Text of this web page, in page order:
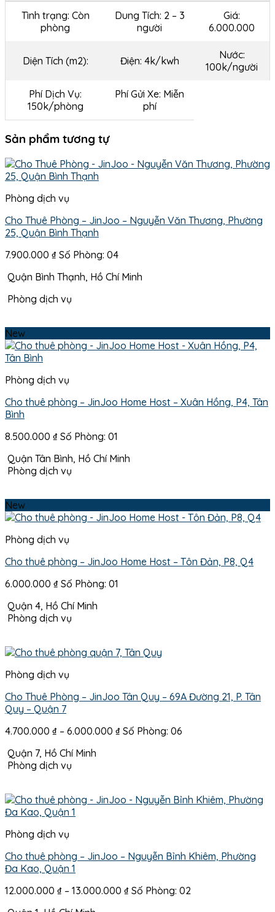
Tình trạng: Còn
phòng
Dung Tích: 2 – 3
người
Giá:
6.000.000
Diện Tích (m2): Điện: 4k/kwh
Nước:
100k/người
Phí Dịch Vụ:
150k/phòng
Phí Gửi Xe: Miễn
phí
Sản phẩm tương tự
Phòng dịch vụ
Cho Thuê Phòng – JinJoo – Nguyễn Văn Thương, Phường
25, Quận Bình Thạnh
7.900.000 ₫ Số Phòng: 04
Quận Bình Thạnh, Hồ Chí Minh
Phòng dịch vụ
New
Phòng dịch vụ
Cho thuê phòng – JinJoo Home Host – Xuân Hồng, P4, Tân
Bình
8.500.000 ₫ Số Phòng: 01
Quận Tân Bình, Hồ Chí Minh
Phòng dịch vụ
New
Phòng dịch vụ
Cho thuê phòng – JinJoo Home Host – Tôn Đản, P8, Q4
6.000.000 ₫ Số Phòng: 01
Quận 4, Hồ Chí Minh
Phòng dịch vụ
Phòng dịch vụ
Cho Thuê Phòng – JinJoo Tân Quy – 69A Đường 21, P. Tân
Quy – Quận 7
4.700.000 ₫ – 6.000.000 ₫Khoảng
6.000.000 ₫
Số Phòng: 06
Quận 7, Hồ Chí Minh
Phòng dịch vụ
Phòng dịch vụ
Cho thuê phòng – JinJoo – Nguyễn Bỉnh Khiêm, Phường
Đa Kao, Quận 1
12.000.000 ₫ – 13.000.000 ₫Khoảng
Số Phòng: 02